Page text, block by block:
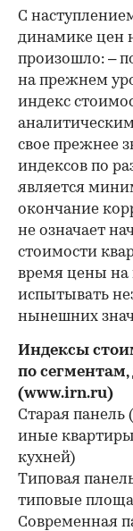
С
динамике цен
произошло: –
на прежнем
индекс
свое прежнее
индексов по
является
окончание
не означает
стоимости
время цены на
испытывать
нынешних
Индексы
по сегментам,
(www.irn.ru)
Старая панель
иные
кухней)
Типовая
типовые
Современная